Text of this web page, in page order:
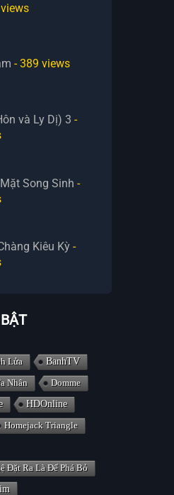
views
- 389 views
và Ly Dị) 3 -
Song Sinh -
Kiêu Kỳ -
Lửa
BanhTV
Nhân
Domme
HDOnline
Homejack Triangle
Đặt Ra Là Để Phá Bỏ